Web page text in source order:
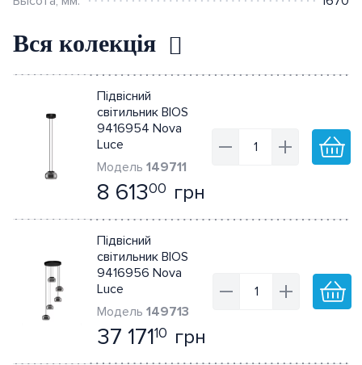
Вся колекція
Підвісний
світильник BIOS
9416954 Nova
Luce
149711
8 61300 грн
Підвісний
світильник BIOS
9416956 Nova
Luce
149713
37 17110 грн
Розумна інсталяція Ajax
Датчики